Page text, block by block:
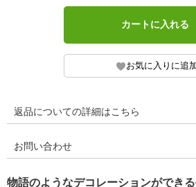
返品についての詳細はこちら
お問い合わせ
物語のようなデコレーションができ